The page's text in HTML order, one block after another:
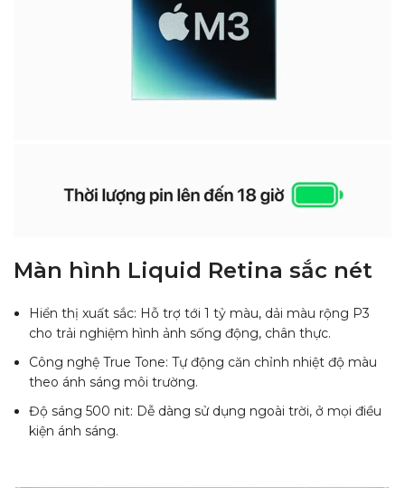
Màn hình Liquid Retina sắc nét
Hiển thị xuất sắc: Hỗ trợ tới 1 tỷ màu, dải màu rộng P3
cho trải nghiệm hình ảnh sống động, chân thực.
Công nghệ True Tone: Tự động căn chỉnh nhiệt độ màu
theo ánh sáng môi trường.
Độ sáng 500 nit: Dễ dàng sử dụng ngoài trời, ở mọi điều
kiện ánh sáng.